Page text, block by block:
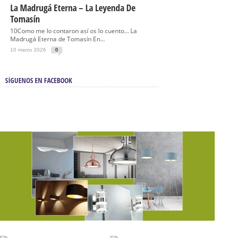
La Madrugá Eterna – La Leyenda De
Tomasín
10Como me lo contaron así os lo cuento… La
Madrugá Eterna de Tomasín En...
10 marzo 2026 0
SÍGUENOS EN FACEBOOK